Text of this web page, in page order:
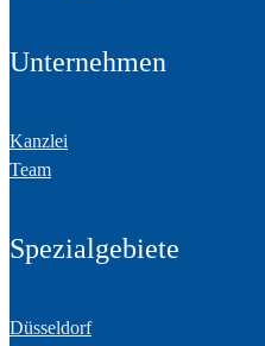
Unternehmen
Kanzlei
Team
Spezialgebiete
Düsseldorf